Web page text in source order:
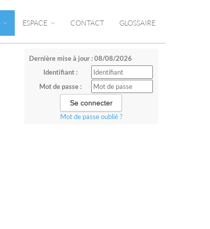
ESPACE CONTACT GLOSSAIRE
Dernière mise à jour : 08/08/2026
Identifiant :
Mot de passe :
Mot de passe oublié ?